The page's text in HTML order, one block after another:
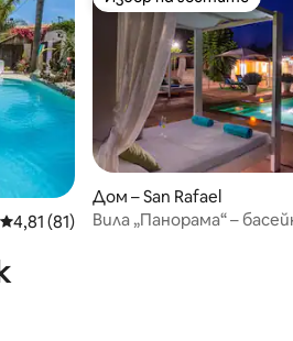
Средна оценка: 4,81 от 5, 81 отзива
4,81 (81)
Избор на гостите
Дом – San Rafael
Вила „Панорама“ –